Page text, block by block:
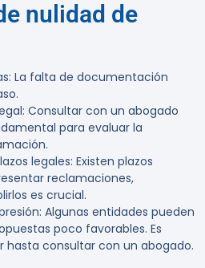
nulidad de
: La falta de documentación
: Consultar con un abogado
para evaluar la
legales: Existen plazos
reclamaciones,
es crucial.
: Algunas entidades pueden
poco favorables. Es
consultar con un abogado.